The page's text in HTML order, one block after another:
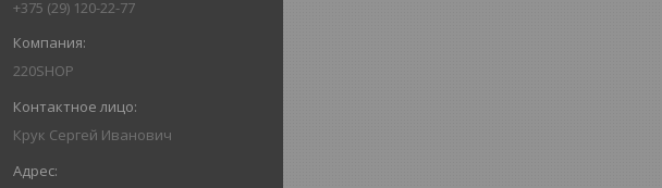
+375 (29) 120-22-77
220SHOP
Крук Сергей Иванович